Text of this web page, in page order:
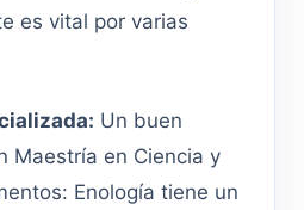
es vital por varias
Un buen
Maestría en Ciencia y
Enología tiene un